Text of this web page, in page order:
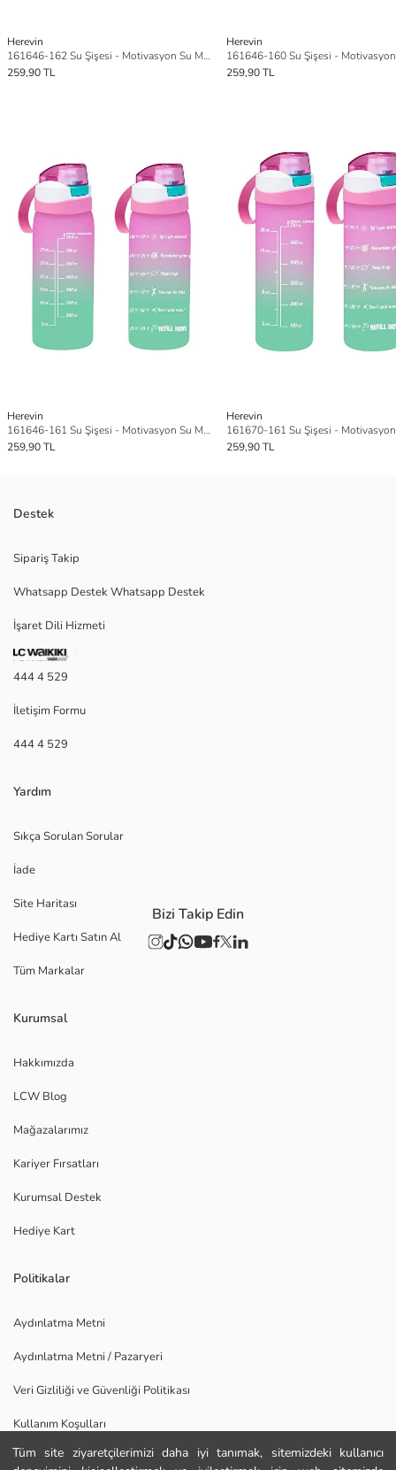
Tüm site ziyaretçilerimizi daha iyi tanımak, sitemizdeki kullanıcı
Herevin
161646-162 Su Şişesi - Motivasyon Su Matarası - Suluk Yavruağzı
259,90 TL
Herevin
259,90 TL
Herevin
161646-161 Su Şişesi - Motivasyon Su Matarası - Plastik Renkli Suluk Pembe 1lt
259,90 TL
Herevin
259,90 TL
Destek
Sipariş Takip
Whatsapp Destek Whatsapp Destek
İşaret Dili Hizmeti
444 4 529
İletişim Formu
444 4 529
Yardım
Sıkça Sorulan Sorular
İade
Site Haritası
Hediye Kartı Satın Al
Tüm Markalar
Kurumsal
Hakkımızda
LCW Blog
Mağazalarımız
Kariyer Fırsatları
Kurumsal Destek
Hediye Kart
Politikalar
Aydınlatma Metni
Aydınlatma Metni / Pazaryeri
Veri Gizliliği ve Güvenliği Politikası
Kullanım Koşulları
Uygulamamızı İndirin
Bizi Takip Edin